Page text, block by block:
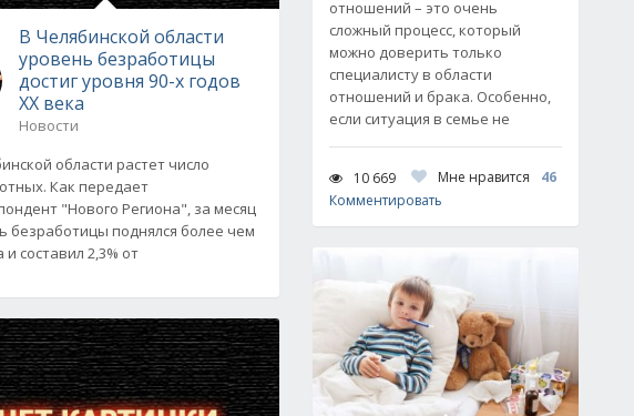
В Челябинской области
уровень безработицы
достиг уровня 90-х годов
ХХ века
Новости
области растет число
Как передает
"Нового Региона", за месяц
безработицы поднялся более чем
и составил 2,3% от
отношений – это очень
сложный процесс, который
можно доверить только
специалисту в области
отношений и брака. Особенно,
если ситуация в семье не
10 669 Мне нравится
46
Комментировать